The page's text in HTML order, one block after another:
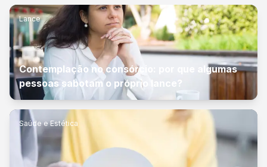
Lance
Contemplação no consórcio: por que algumas
pessoas sabotam o próprio lance?
Saúde e Estética